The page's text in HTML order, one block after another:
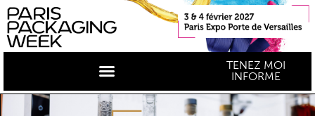
TENEZ MOI
INFORME